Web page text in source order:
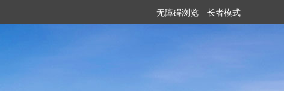
无障碍浏览 长者模式